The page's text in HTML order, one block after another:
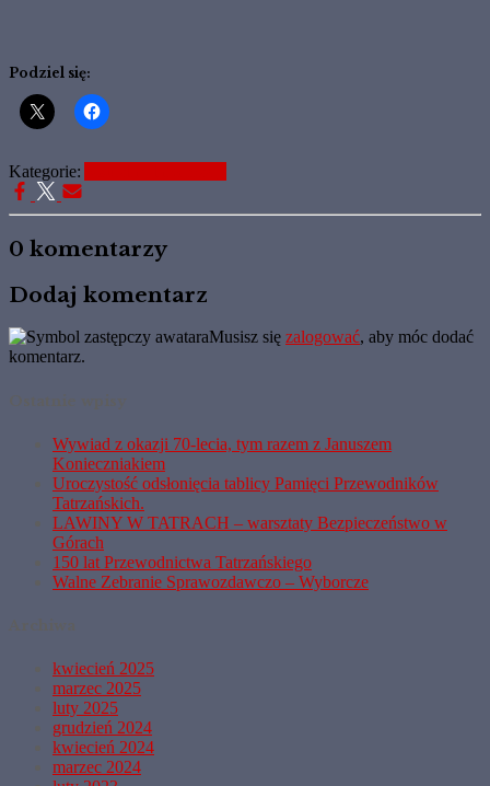
Podziel się:
Kategorie:
0 komentarzy
Dodaj komentarz
Musisz się zalogować, aby móc dodać
komentarz.
Wywiad z okazji 70-lecia, tym razem z Januszem
Konieczniakiem
Uroczystość odsłonięcia tablicy Pamięci Przewodników
Tatrzańskich.
LAWINY W TATRACH – warsztaty Bezpieczeństwo w
Górach
150 lat Przewodnictwa Tatrzańskiego
Walne Zebranie Sprawozdawczo – Wyborcze
kwiecień 2025
marzec 2025
luty 2025
grudzień 2024
kwiecień 2024
marzec 2024